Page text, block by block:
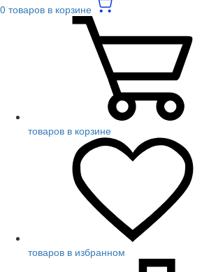
0 товаров в корзине
товаров в корзине
товаров в избранном